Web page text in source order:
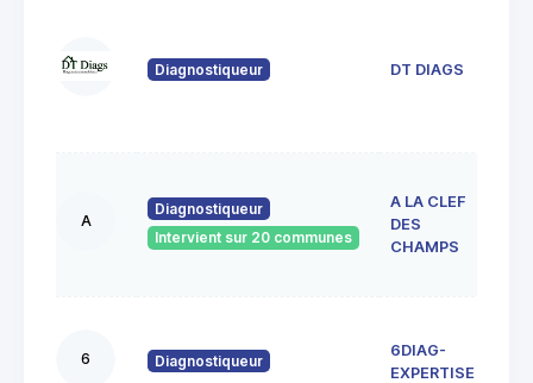
Diagnostiqueur DT DIAGS
A
Diagnostiqueur
Intervient sur 20 communes
A LA CLEF
DES
CHAMPS
6 Diagnostiqueur
6DIAG-
EXPERTISE